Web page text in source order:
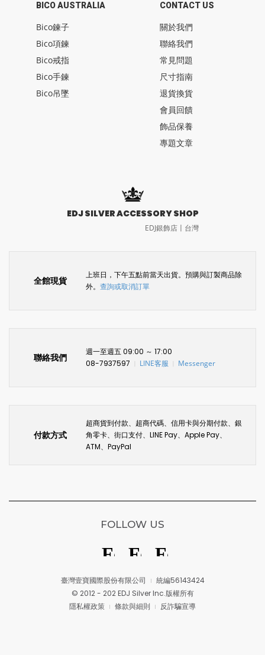
BICO AUSTRALIA
Bico鍊子
Bico項鍊
Bico戒指
Bico手鍊
Bico吊墜
CONTACT US
關於我們
聯絡我們
常見問題
尺寸指南
退貨換貨
會員回饋
飾品保養
專題文章
EDJ SILVER ACCESSORY SHOP
EDJ銀飾店〡台灣
全館現貨
上班日，下午五點前當天出貨。預購與訂製商品除
外。 查詢或取消訂單
聯絡我們
週一至週五 09:00 ～ 17:00
08-7937597
LINE客服 Messenger
付款方式
超商貨到付款、超商代碼、信用卡與分期付款、銀
角零卡、街口支付、LINE Pay、Apple Pay、
ATM、PayPal
臺灣壹寶國際股份有限公司
統編56143424
© 2012 - 202 EDJ Silver Inc.版權所有
隱私權政策
條款與細則 反詐騙宣導
FOLLOW US